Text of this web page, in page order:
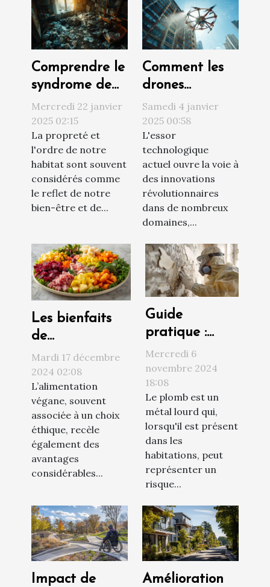
Comprendre le
syndrome de
Diogène et ses
impacts sur
l'habitat
Mercredi 22 janvier
2025 02:15
La propreté et
l'ordre de notre
habitat sont souvent
considérés comme
le reflet de notre
bien-être et de...
Comment les
drones
révolutionnent
le nettoyage
extérieur des
bâtiments
Samedi 4 janvier
2025 00:58
L'essor
technologique
actuel ouvre la voie à
des innovations
révolutionnaires
dans de nombreux
domaines,...
Les bienfaits
de
l'alimentation
végane sur la
santé et
l'environnement
Mardi 17 décembre
2024 02:08
L’alimentation
végane, souvent
associée à un choix
éthique, recèle
également des
avantages
considérables...
Guide
pratique :
comment
procéder à un
diagnostic
plomb efficace
Mercredi 6
novembre 2024
18:08
Le plomb est un
métal lourd qui,
lorsqu'il est présent
dans les
habitations, peut
représenter un
risque...
Impact de
Amélioration